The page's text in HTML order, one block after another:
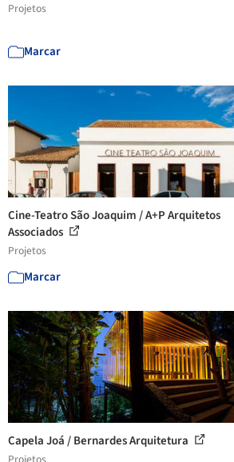
Projetos
Marcar
Cine-Teatro São Joaquim / A+P Arquitetos
Associados
Projetos
Marcar
Capela Joá / Bernardes Arquitetura